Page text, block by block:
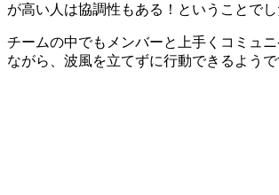
が高い人は協調性もある！ということでし
チームの中でもメンバーと上手くコミュ
ながら、波風を立てずに行動できるようで